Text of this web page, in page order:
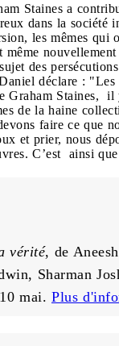
Staines a
dans la société
les mêmes qui
même
des
déclare : "Les
Graham Staines, il
de la haine
faire ce que
et prier, nous
C’est ainsi
vérité, de
Sharman
mai. Plus